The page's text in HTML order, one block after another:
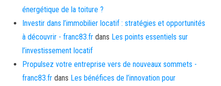
énergétique de la toiture ?
Investir dans l’immobilier locatif : stratégies et opportunités
à découvrir - franc83.fr dans Les points essentiels sur
l’investissement locatif
Propulsez votre entreprise vers de nouveaux sommets -
franc83.fr dans Les bénéfices de l’innovation pour